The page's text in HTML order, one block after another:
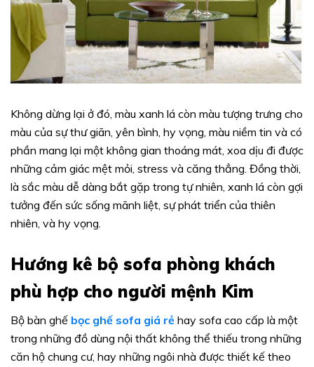
Không dừng lại ở đó, màu xanh lá còn màu tượng trưng cho
màu của sự thư giãn, yên bình, hy vọng, màu niềm tin và có
phần mang lại một không gian thoáng mát, xoa dịu đi được
những cảm giác mệt mỏi, stress và căng thẳng. Đồng thời,
là sắc màu dễ dàng bắt gặp trong tự nhiên, xanh lá còn gợi
tưởng đến sức sống mãnh liệt, sự phát triển của thiên
nhiên, và hy vọng.
Hướng kê bộ sofa phòng khách
phù hợp cho người mệnh Kim
Bộ bàn ghế bọc ghế sofa giá rẻ hay sofa cao cấp là một
trong những đồ dùng nội thất không thể thiếu trong những
căn hộ chung cư, hay những ngôi nhà được thiết kế theo